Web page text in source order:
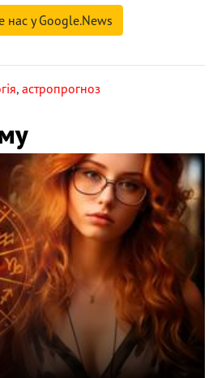
нас у Google.News
, астропрогноз